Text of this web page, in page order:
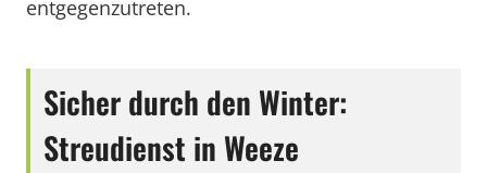
entgegenzutreten.
Sicher durch den Winter:
Streudienst in Weeze